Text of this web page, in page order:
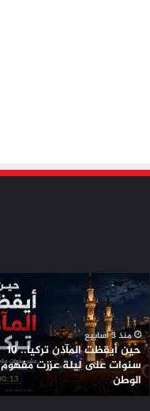
حين
أيقظت
المآذن
تركيا..
10
سنوات
على
ليلة
منذ 3 أسابيع
حين أيقظت المآذن تركيا.. 10
سنوات على ليلة عززت مفهوم
الوطن